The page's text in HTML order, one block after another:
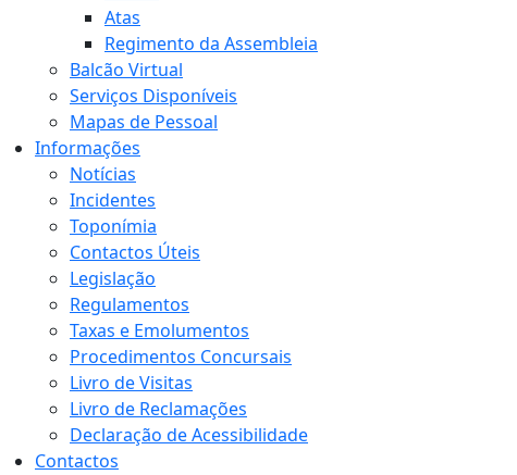
Atas
Regimento da Assembleia
Balcão Virtual
Serviços Disponíveis
Mapas de Pessoal
Informações
Notícias
Incidentes
Toponímia
Contactos Úteis
Legislação
Regulamentos
Taxas e Emolumentos
Procedimentos Concursais
Livro de Visitas
Livro de Reclamações
Declaração de Acessibilidade
Contactos